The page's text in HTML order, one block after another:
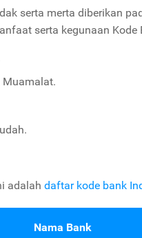
serta merta diberikan
serta kegunaan Kode
Muamalat.
adalah daftar kode bank
Nama Bank